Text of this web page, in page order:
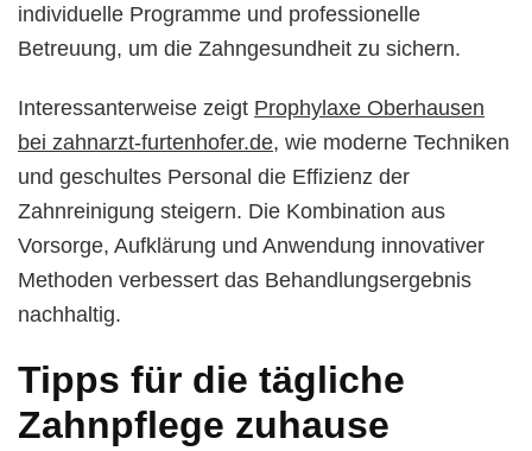
individuelle Programme und professionelle
Betreuung, um die Zahngesundheit zu sichern.
Interessanterweise zeigt Prophylaxe Oberhausen
bei zahnarzt-furtenhofer.de, wie moderne Techniken
und geschultes Personal die Effizienz der
Zahnreinigung steigern. Die Kombination aus
Vorsorge, Aufklärung und Anwendung innovativer
Methoden verbessert das Behandlungsergebnis
nachhaltig.
Tipps für die tägliche
Zahnpflege zuhause